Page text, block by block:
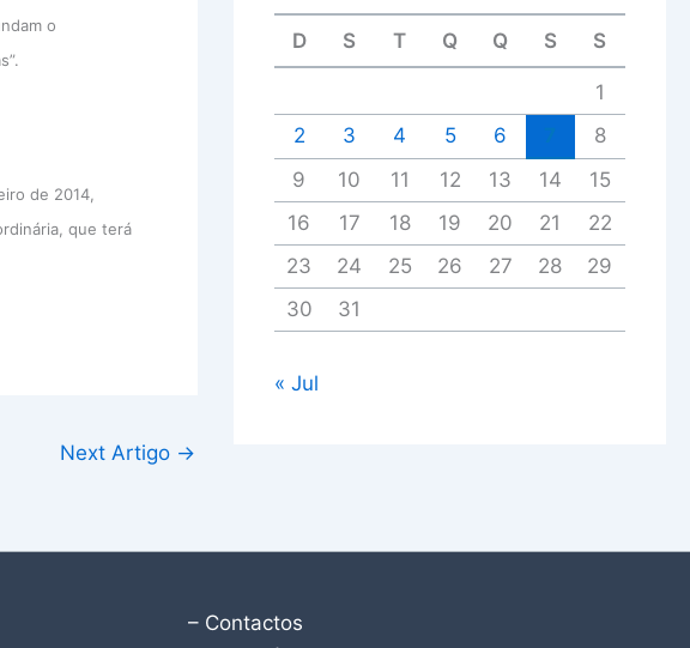
o
de 2014,
que terá
Next Artigo →
D S T Q Q S S
1
2
3 4 5 6
8
9
10 11 12 13 14
15
16
17 18 19 20 21
22
23
24 25 26 27 28
29
30
31
« Jul
– Contactos